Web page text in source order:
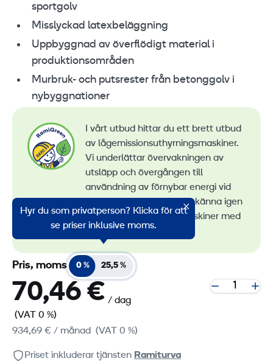
sportgolv
Misslyckad latexbeläggning
Uppbyggnad av överflödigt material i
produktionsområden
Murbruk- och putsrester från betonggolv i
nybyggnationer
I vårt utbud hittar du ett brett utbud
av lågemissionsuthyrningsmaskiner.
Vi underlättar övervakningen av
utsläpp och övergången till
användning av förnybar energi vid
maskinuthyrning. Du kan känna igen
alla våra lågemissionsmaskiner med
RamiGreen-märket
Hyr du som privatperson? Klicka för att
se priser inklusive moms.
Pris, moms 0 % 25,5 %
70,46 € / dag
(VAT 0 %)
934,69 € / månad (VAT 0 %)
Priset inkluderar tjänsten Ramiturva